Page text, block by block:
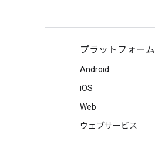
プラットフォーム
Android
iOS
Web
ウェブサービス